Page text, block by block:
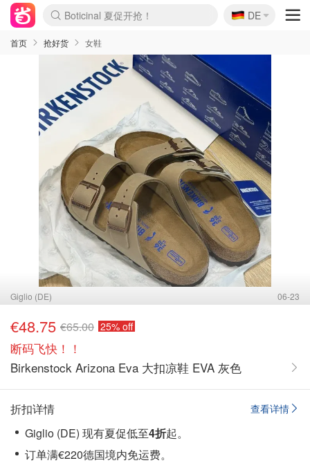
Boticinal 夏促开抢！
4折！lulu周四疯狂上新
还没结束！&OtherStories大促
Joybuy变相75折 随时失效
速领！Stanley独家85折
疑似霸哥！Camper额外叠85折
Zalando 奥莱闪促！每日更新
Moncler反季囤！5折起+叠9折
Coach Brooklyn仅€192
🇩🇪
DE
首页 抢好货 女鞋
Giglio (DE) 06-23
€48.75 €65.00 25% off
断码飞快！！
Birkenstock Arizona Eva 大扣凉鞋 EVA 灰色
查看详情
折扣详情
Giglio (DE) 现有夏促低至4折起。
订单满€220德国境内免运费。